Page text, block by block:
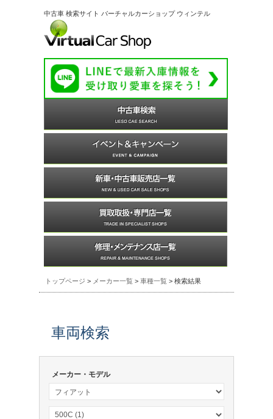
中古車 検索サイト バーチャルカーショップ ウィンテル
トップページ > メーカー一覧 > 車種一覧 > 検索結果
車両検索
メーカー・モデル